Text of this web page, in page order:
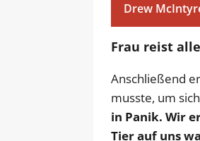
Drew
Frau reist
Anschließend
musste, um
in Panik. Wir
Tier auf uns